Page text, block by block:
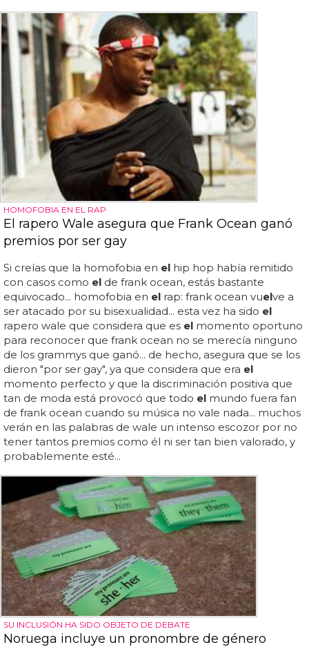
HOMOFOBIA EN EL RAP
El rapero Wale asegura que Frank Ocean ganó
premios por ser gay
Si creías que la homofobia en el hip hop había remitido
con casos como el de frank ocean, estás bastante
equivocado... homofobia en el rap: frank ocean vuelve a
ser atacado por su bisexualidad... esta vez ha sido el
rapero wale que considera que es el momento oportuno
para reconocer que frank ocean no se merecía ninguno
de los grammys que ganó... de hecho, asegura que se los
dieron "por ser gay", ya que considera que era el
momento perfecto y que la discriminación positiva que
tan de moda está provocó que todo el mundo fuera fan
de frank ocean cuando su música no vale nada... muchos
verán en las palabras de wale un intenso escozor por no
tener tantos premios como él ni ser tan bien valorado, y
probablemente esté...
SU INCLUSIÓN HA SIDO OBJETO DE DEBATE
Noruega incluye un pronombre de género